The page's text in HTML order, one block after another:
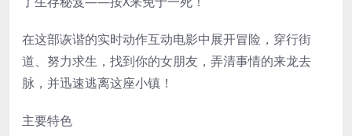
在这部诙谐的实时动作互动电影中展开冒险，穿行街
道、努力求生，找到你的女朋友，弄清事情的来龙去
脉，并迅速逃离这座小镇！
主要特色